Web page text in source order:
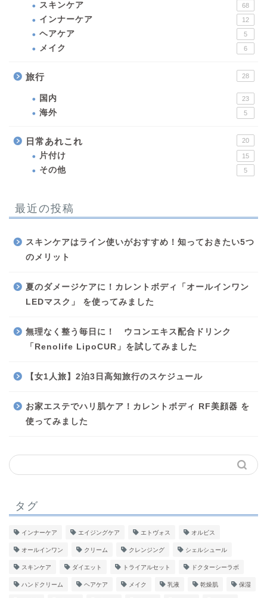
スキンケア 68
インナーケア 12
ヘアケア 5
メイク 6
旅行 28
国内 23
海外 5
日常あれこれ 20
片付け 15
その他 5
最近の投稿
スキンケアはライン使いがおすすめ！知っておきたい5つ
のメリット
夏のダメージケアに！カレントボディ「オールインワン
LEDマスク」 を使ってみました
無理なく整う毎日に！ ウコンエキス配合ドリンク
「Renolife LipoCUR」を試してみました
【女1人旅】2泊3日高知旅行のスケジュール
お家エステでハリ肌ケア！カレントボディ RF美顔器 を
使ってみました
タグ
インナーケア エイジングケア エトヴォス オルビス
オールインワン クリーム クレンジング シェルシュール
スキンケア ダイエット トライアルセット ドクターシーラボ
ハンドクリーム ヘアケア メイク 乳液 乾燥肌 保湿